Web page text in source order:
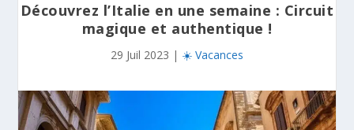
Découvrez l’Italie en une semaine : Circuit
magique et authentique !
29 Juil 2023 | ☀️ Vacances